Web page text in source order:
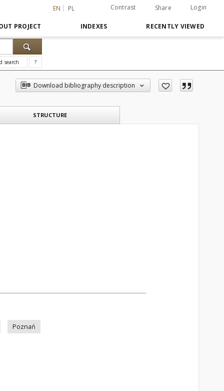
EN PL Contrast Share Login
PROJECT INDEXES RECENTLY VIEWED
search ?
Download bibliography description
STRUCTURE
Poznań